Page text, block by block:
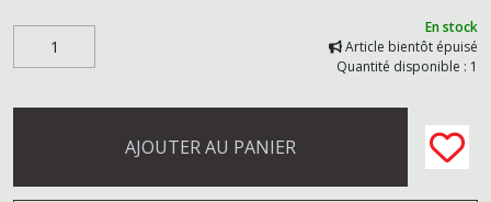
En stock
Article bientôt épuisé
Quantité disponible : 1
AJOUTER AU PANIER